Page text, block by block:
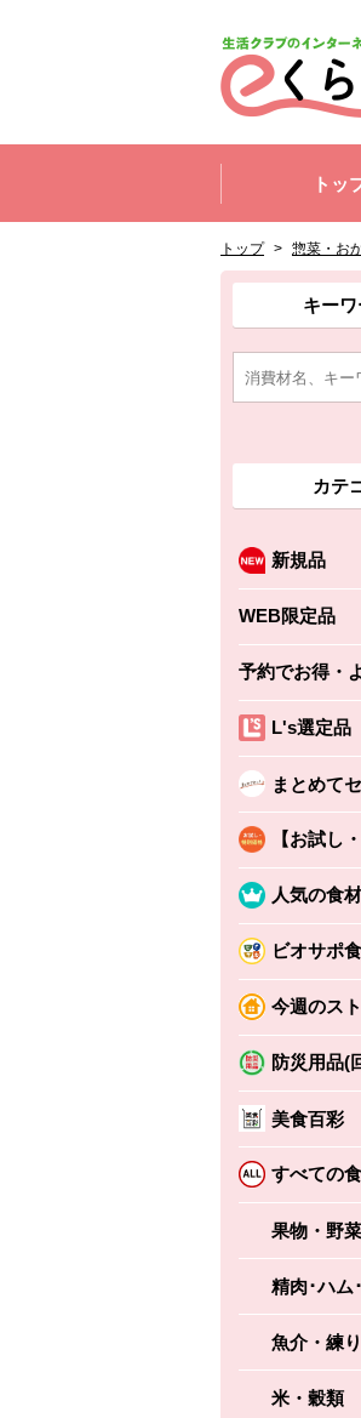
トッ
トップ > 惣菜・お
ここから消費材
キー
カテ
新規品
WEB限定品
予約でお得・
L's選定品
まとめて
【お試し
人気の食
ビオサポ
今週のス
防災用品(
美食百彩
すべての
果物・野菜
精肉･ハム
魚介・練
米・穀類
消費材検索メニ
ここから本文で
ここから組合員
組合員向けメニ
ここから本文で
ちょこっと揚げ（香
えびの風味がぶわっ！
かごへ
バ